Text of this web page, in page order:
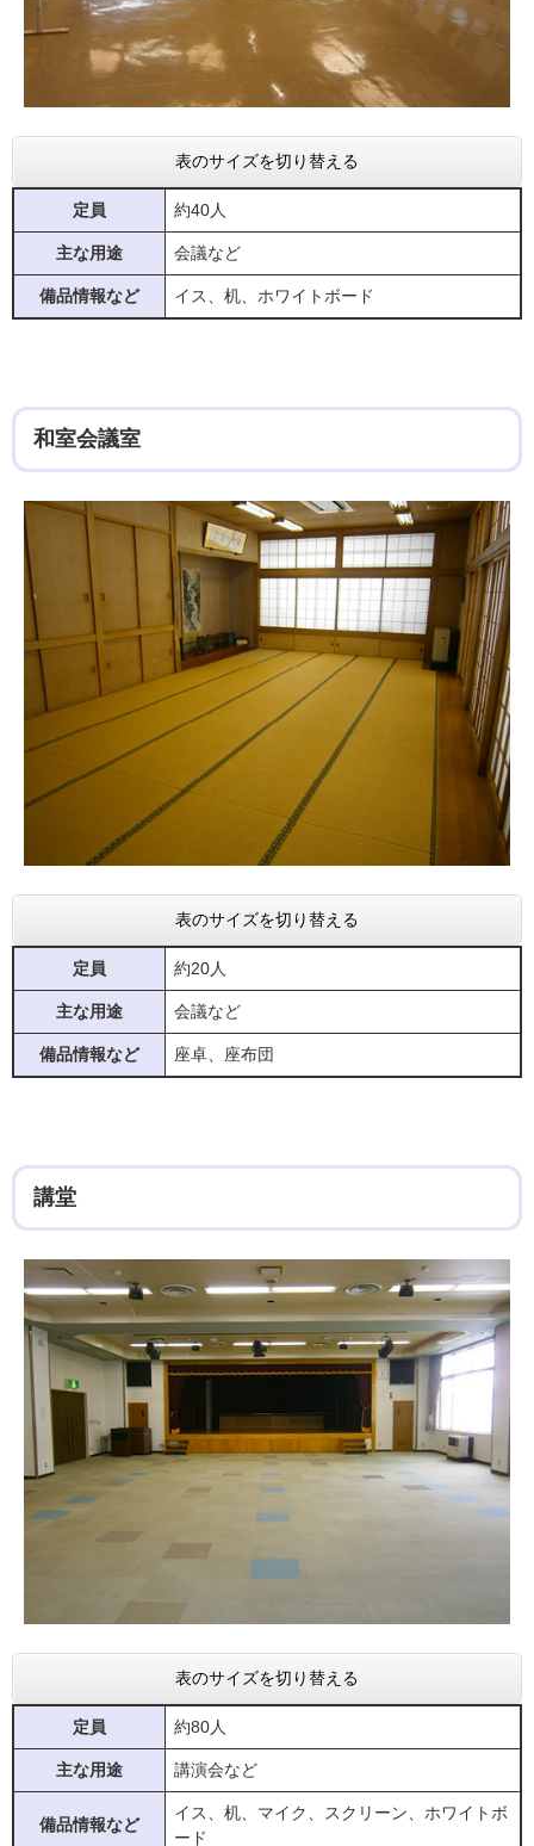
表のサイズを切り替える
定員 約40人
主な用途 会議など
備品情報など イス、机、ホワイトボード
和室会議室
表のサイズを切り替える
定員 約20人
主な用途 会議など
備品情報など 座卓、座布団
講堂
表のサイズを切り替える
定員 約80人
主な用途 講演会など
備品情報など
イス、机、マイク、スクリーン、ホワイトボ
ード